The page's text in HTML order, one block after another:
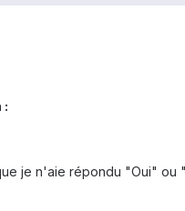
:
je n'aie répondu "Oui" ou